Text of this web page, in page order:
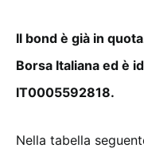
Il bond è già in
Borsa Italiana ed è
IT0005592818.
Nella tabella